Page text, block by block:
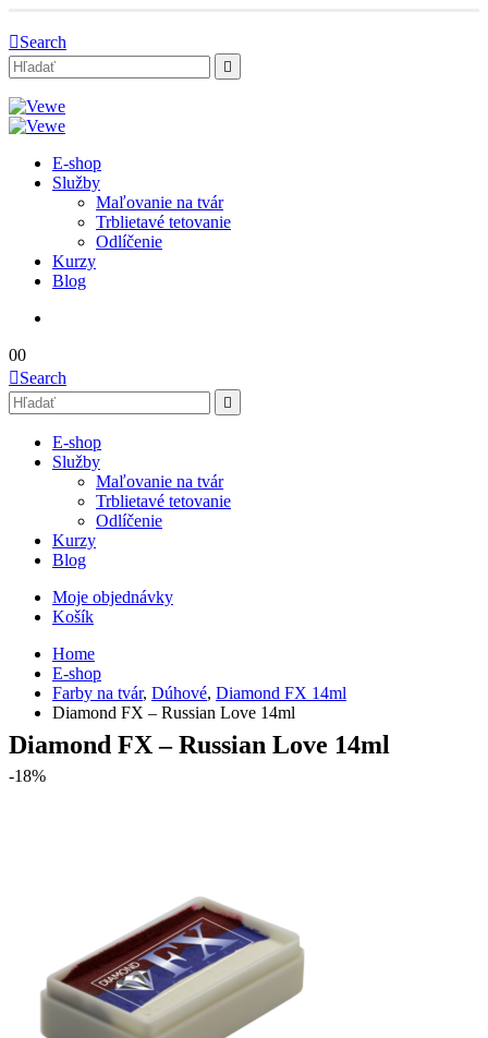
Search
E-shop
Služby
Maľovanie na tvár
Trblietavé tetovanie
Odlíčenie
Kurzy
Blog
00
Search
E-shop
Služby
Maľovanie na tvár
Trblietavé tetovanie
Odlíčenie
Kurzy
Blog
Moje objednávky
Košík
Home
E-shop
Farby na tvár, Dúhové, Diamond FX 14ml
Diamond FX – Russian Love 14ml
Diamond FX – Russian Love 14ml
-18%